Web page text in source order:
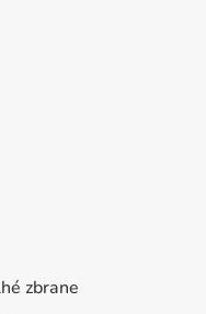
zbrane